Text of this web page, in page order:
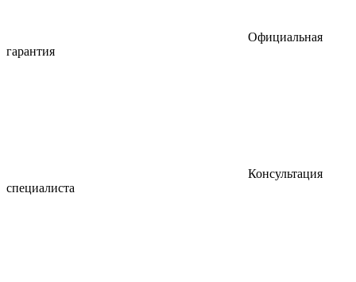
Официальная
гарантия
Консультация
специалиста